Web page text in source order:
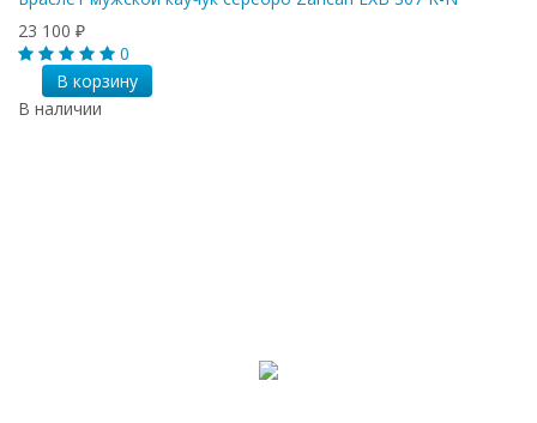
23 100 ₽
0
В корзину
В наличии